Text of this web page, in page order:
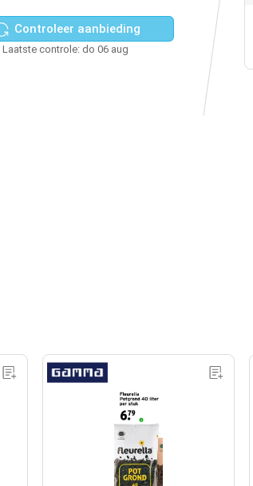
Controleer aanbieding
Laatste controle: do 06 aug